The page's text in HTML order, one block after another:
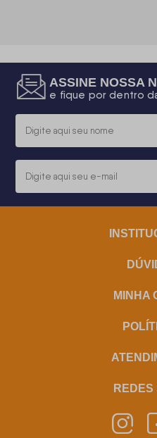
ASSINE NOSSA
e fique por dentro
MINHA
REDES